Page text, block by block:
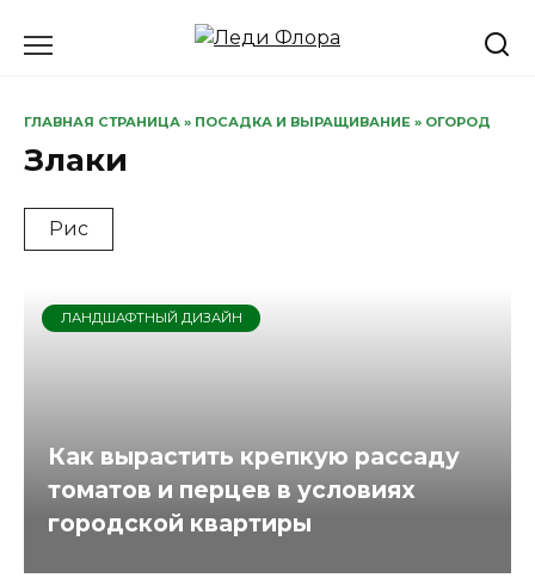
ГЛАВНАЯ СТРАНИЦА » ПОСАДКА И ВЫРАЩИВАНИЕ » ОГОРОД
Злаки
Рис
ЛАНДШАФТНЫЙ ДИЗАЙН
Как вырастить крепкую рассаду
томатов и перцев в условиях
городской квартиры